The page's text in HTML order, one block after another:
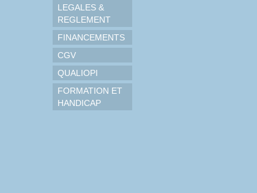
LEGALES &
REGLEMENT
FINANCEMENTS
CGV
QUALIOPI
FORMATION ET
HANDICAP